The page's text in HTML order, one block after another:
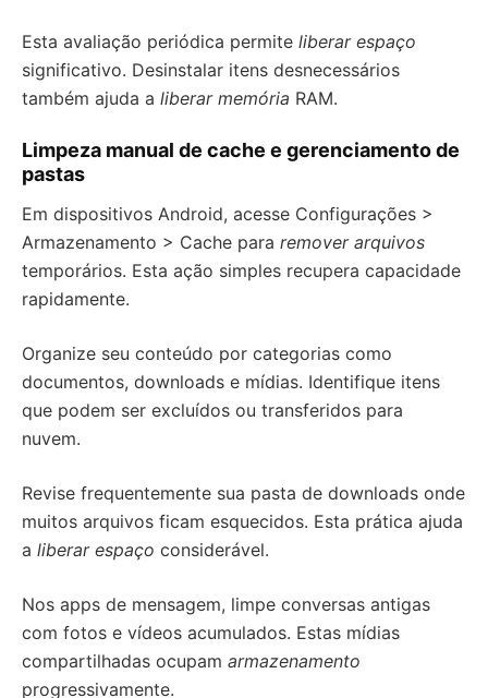
Esta avaliação periódica permite liberar espaço
significativo. Desinstalar itens desnecessários
também ajuda a liberar memória RAM.
Limpeza manual de cache e gerenciamento de
pastas
Em dispositivos Android, acesse Configurações >
Armazenamento > Cache para remover arquivos
temporários. Esta ação simples recupera capacidade
rapidamente.
Organize seu conteúdo por categorias como
documentos, downloads e mídias. Identifique itens
que podem ser excluídos ou transferidos para
nuvem.
Revise frequentemente sua pasta de downloads onde
muitos arquivos ficam esquecidos. Esta prática ajuda
a liberar espaço considerável.
Nos apps de mensagem, limpe conversas antigas
com fotos e vídeos acumulados. Estas mídias
compartilhadas ocupam armazenamento
progressivamente.